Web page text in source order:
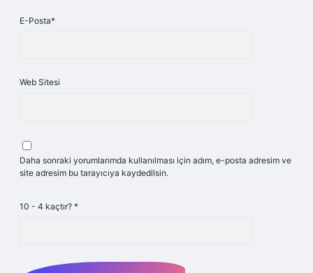
E-Posta*
Web Sitesi
Daha sonraki yorumlarımda kullanılması için adım, e-posta adresim ve
site adresim bu tarayıcıya kaydedilsin.
10 - 4 kaçtır? *